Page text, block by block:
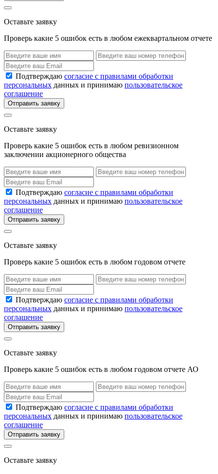
Оставьте заявку
Проверь какие 5 ошибок есть в любом ежеквартальном отчете
Подтверждаю согласие с правилами обработки
персональных данных и принимаю пользовательское
соглашение
Отправить заявку
Оставьте заявку
Проверь какие 5 ошибок есть в любом ревизионном
заключении акционерного общества
Подтверждаю согласие с правилами обработки
персональных данных и принимаю пользовательское
соглашение
Отправить заявку
Оставьте заявку
Проверь какие 5 ошибок есть в любом годовом отчете
Подтверждаю согласие с правилами обработки
персональных данных и принимаю пользовательское
соглашение
Отправить заявку
Оставьте заявку
Проверь какие 5 ошибок есть в любом годовом отчете АО
Подтверждаю согласие с правилами обработки
персональных данных и принимаю пользовательское
соглашение
Отправить заявку
Оставьте заявку